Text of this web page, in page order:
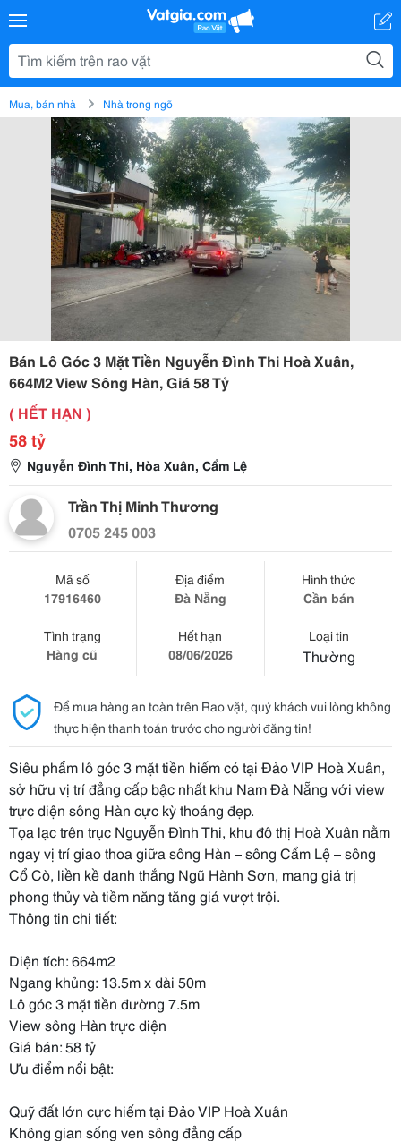
Mua, bán nhà Nhà trong ngõ
Bán Lô Góc 3 Mặt Tiền Nguyễn Đình Thi Hoà Xuân,
664M2 View Sông Hàn, Giá 58 Tỷ
( HẾT HẠN )
58 tỷ
Nguyễn Đình Thi, Hòa Xuân, Cẩm Lệ
Trần Thị Minh Thương
0705 245 003
Mã số
17916460
Địa điểm
Đà Nẵng
Hình thức
Cần bán
Tình trạng
Hàng cũ
Hết hạn
08/06/2026
Loại tin
Thường
Để mua hàng an toàn trên Rao vặt, quý khách vui lòng không
thực hiện thanh toán trước cho người đăng tin!
Siêu phẩm lô góc 3 mặt tiền hiếm có tại Đảo VIP Hoà Xuân,
sở hữu vị trí đẳng cấp bậc nhất khu Nam Đà Nẵng với view
trực diện sông Hàn cực kỳ thoáng đẹp.
Tọa lạc trên trục Nguyễn Đình Thi, khu đô thị Hoà Xuân nằm
ngay vị trí giao thoa giữa sông Hàn – sông Cẩm Lệ – sông
Cổ Cò, liền kề danh thắng Ngũ Hành Sơn, mang giá trị
phong thủy và tiềm năng tăng giá vượt trội.
Thông tin chi tiết:
Diện tích: 664m2
Ngang khủng: 13.5m x dài 50m
Lô góc 3 mặt tiền đường 7.5m
View sông Hàn trực diện
Giá bán: 58 tỷ
Ưu điểm nổi bật:
Quỹ đất lớn cực hiếm tại Đảo VIP Hoà Xuân
Không gian sống ven sông đẳng cấp